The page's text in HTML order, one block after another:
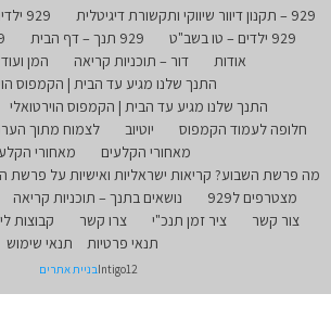
929 – תקנון דיוור שיווקי ותקשורת דיגיטלית 929 ילדים
929 ילדים – טו בשב"ט
929 תנך – דף הבית
אודות
דור – תוכניות קריאה
המן
התנך שלנו מגיע עד הבית | הקמפוס
התנך שלנו מגיע עד הבית | הקמפוס הוירטואלי
חלופה לעמוד הקמפוס
יוטיוב לצמוח מתוך
מאחורי הקלעים
מאחורי
מה פרשת השבוע? קריאות ישראליות ואישיות על פרשת
מצטרפים ל929
נושאים בתנך – תוכניות קריאה
צור קשר
ציר זמן תנכ"י צרו קשר קבוצות
תנאי פרטיות
תנאי שימוש
Intigo12בניית אתרים